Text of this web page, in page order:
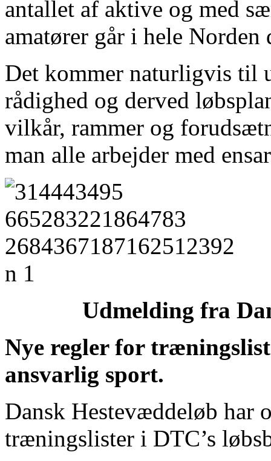
antallet af aktive og med
amatører går i hele
Det kommer naturligvis til
rådighed og derved
vilkår, rammer og
man alle arbejder med
Udmelding fra
Nye regler for
ansvarlig sport.
Dansk Hestevæddeløb har
træningslister i DTC’s